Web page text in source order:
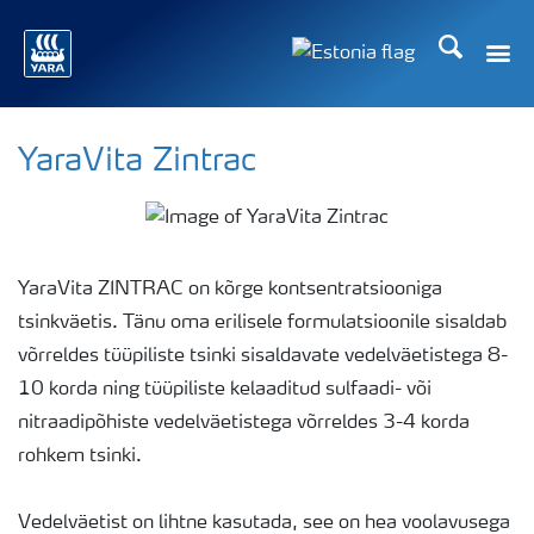
Otsi
YaraVita Zintrac
YaraVita ZINTRAC on kõrge kontsentratsiooniga
tsinkväetis. Tänu oma erilisele formulatsioonile sisaldab
võrreldes tüüpiliste tsinki sisaldavate vedelväetistega 8-
10 korda ning tüüpiliste kelaaditud sulfaadi- või
nitraadipõhiste vedelväetistega võrreldes 3-4 korda
rohkem tsinki.
Vedelväetist on lihtne kasutada, see on hea voolavusega